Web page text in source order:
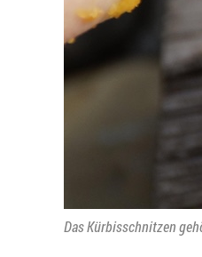
Das Kürbisschnitzen